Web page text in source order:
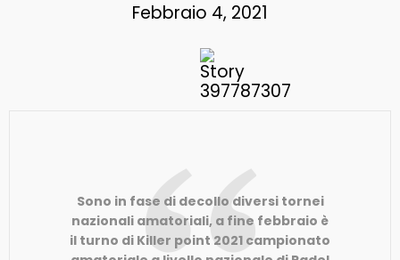
Febbraio 4, 2021
Sono in fase di decollo diversi tornei
nazionali amatoriali, a fine febbraio è
il turno di Killer point 2021 campionato